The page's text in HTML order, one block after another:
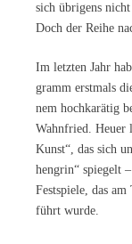
sich üb­ri­gens
Doch der Rei­he
Im letz­ten Jahr
gramm erst­mals
nem hoch­ka­rä­tig
Wahn­fried. Heu­er
Kunst“, das sich
hen­grin“ spie­gelt
Fest­spie­le, das
führt wurde.